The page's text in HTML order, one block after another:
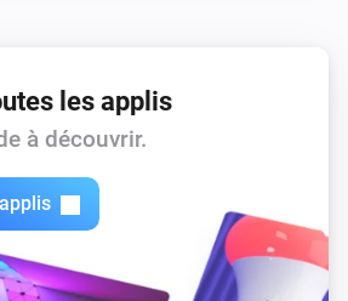
les applis
à découvrir.